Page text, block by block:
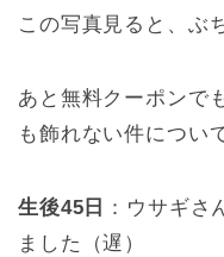
この写真見ると、ぶ
あと無料クーポンで
も飾れない件につい
生後45日
：ウサギさ
ました（遅）